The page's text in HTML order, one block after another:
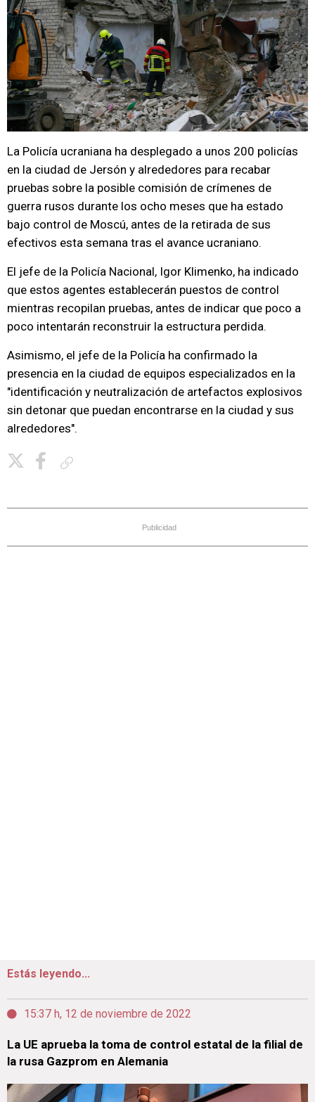
La Policía ucraniana ha desplegado a unos 200 policías
en la ciudad de Jersón y alrededores para recabar
pruebas sobre la posible comisión de crímenes de
guerra rusos durante los ocho meses que ha estado
bajo control de Moscú, antes de la retirada de sus
efectivos esta semana tras el avance ucraniano.
El jefe de la Policía Nacional, Igor Klimenko, ha indicado
que estos agentes establecerán puestos de control
mientras recopilan pruebas, antes de indicar que poco a
poco intentarán reconstruir la estructura perdida.
Asimismo, el jefe de la Policía ha confirmado la
presencia en la ciudad de equipos especializados en la
"identificación y neutralización de artefactos explosivos
sin detonar que puedan encontrarse en la ciudad y sus
alrededores".
Publicidad
Estás leyendo...
15:37 h, 12 de noviembre de 2022
La UE aprueba la toma de control estatal de la filial de
la rusa Gazprom en Alemania